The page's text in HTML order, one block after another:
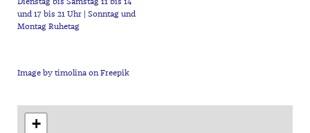
und 17 bis 21 Uhr | Sonntag und
Montag Ruhetag
Image by timolina on Freepik
+